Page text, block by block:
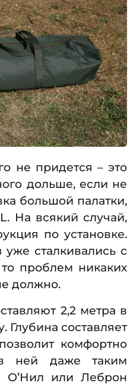
не придется – это
дольше, если не
большой палатки,
На всякий случай,
по установке.
сталкивались с
то проблем никаких
должно.
2,2 метра в
Глубина составляет
комфортно
в ней даже таким
О’Нил или Леброн